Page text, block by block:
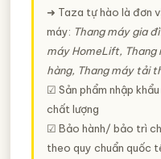
➜ Taza tự hào là đơn
máy: Thang máy gia
máy HomeLift,
hàng, Thang máy tải
☑ Sản phẩm nhập
chất lượng
☑ Bảo hành/ bảo trì
theo quy chuẩn quốc